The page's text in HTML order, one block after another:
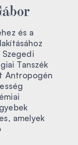
és a
Tanszék
Antropogén
amelyek